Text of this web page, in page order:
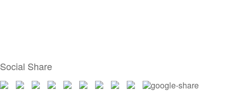
Social Share